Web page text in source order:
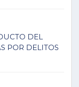
DEL
POR DELITOS